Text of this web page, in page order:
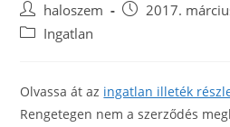
Post
author:
haloszem
Post2017.
PostIngatlan
Olvassa át az ingatlan illeték
Rengetegen nem a szerződés